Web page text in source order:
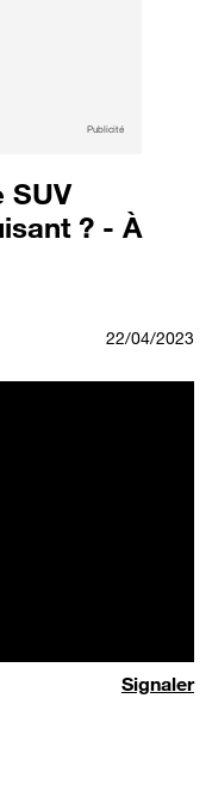
Publicité
SUV
? - À
22/04/2023
Signaler